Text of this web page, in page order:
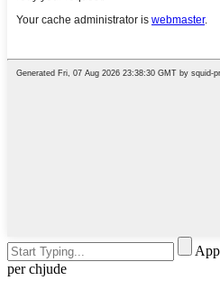
per chjude